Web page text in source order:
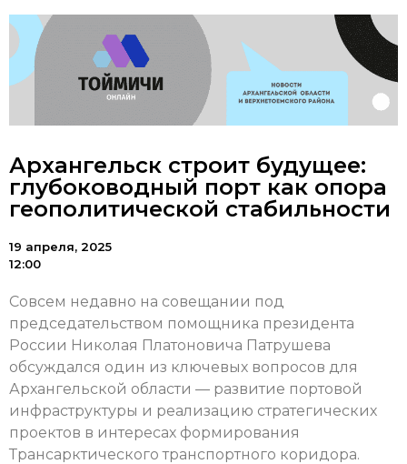
Архангельск строит будущее:
глубоководный порт как опора
геополитической стабильности
19 апреля, 2025
12:00
Совсем недавно на совещании под
председательством помощника президента
России Николая Платоновича Патрушева
обсуждался один из ключевых вопросов для
Архангельской области — развитие портовой
инфраструктуры и реализацию стратегических
проектов в интересах формирования
Трансарктического транспортного коридора.